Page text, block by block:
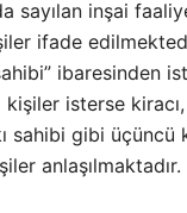
sayılan inşai
ifade
ibaresinden
isterse
sahibi gibi üçüncü
anlaşılmaktadır.